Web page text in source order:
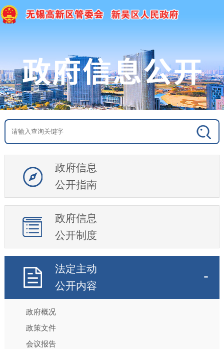
政府信息
公开指南
政府信息
公开制度
法定主动
公开内容
政府概况
政策文件
会议报告